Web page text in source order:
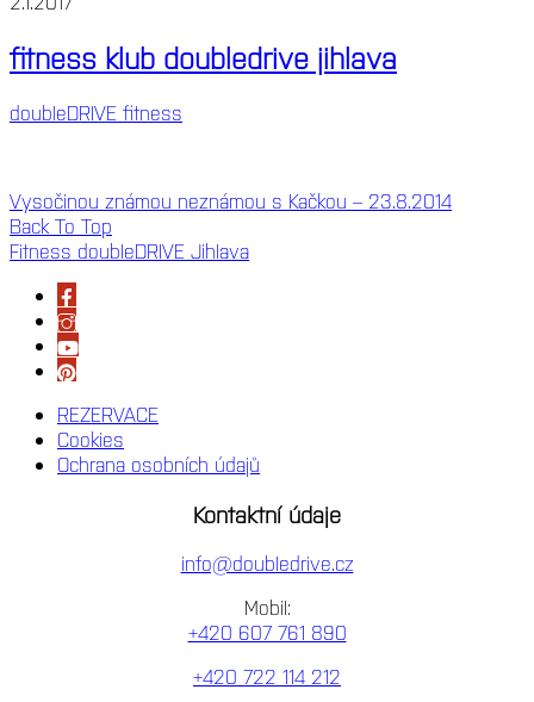
fitness klub doubledrive jihlava
doubleDRIVE fitness
Vysočinou známou neznámou s Kačkou – 23.8.2014
Back To Top
Fitness doubleDRIVE Jihlava
REZERVACE
Cookies
Ochrana osobních údajů
Kontaktní údaje
info@doubledrive.cz
Mobil:
+420 607 761 890
+420 722 114 212